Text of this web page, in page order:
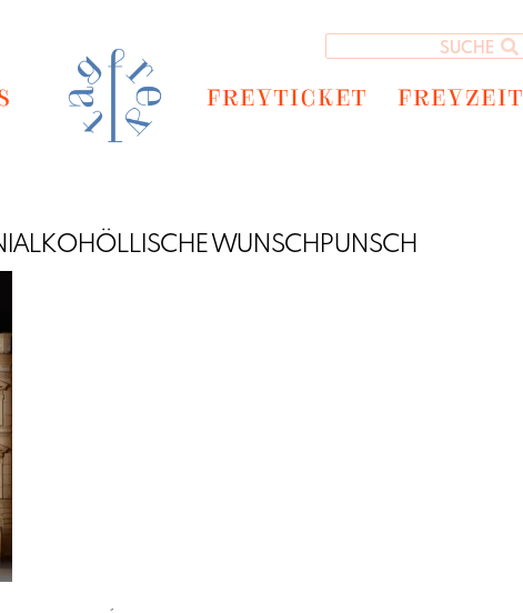
FREYTICKET FREYZEIT
WUNSCHPUNSCH